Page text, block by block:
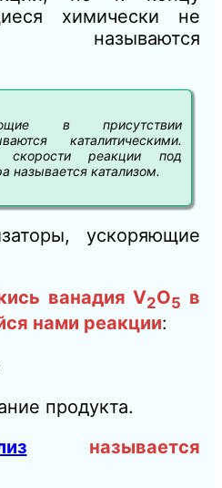
химически не
называются
в присутствии
каталитическими.
скорости реакции под
называется катализом.
ускоряющие
ванадия V2О5 в
нами реакции:
продукта.
называется